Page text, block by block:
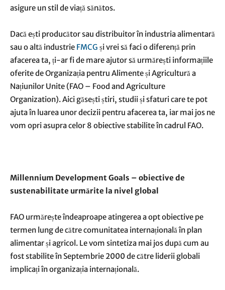
asigure un stil de viață sănătos.
Dacă ești producător sau distribuitor în industria alimentară
sau o altă industrie FMCG și vrei să faci o diferență prin
afacerea ta, ți-ar fi de mare ajutor să urmărești informațiile
oferite de Organizația pentru Alimente și Agricultură a
Națiunilor Unite (FAO – Food and Agriculture
Organization). Aici găsești știri, studii și sfaturi care te pot
ajuta în luarea unor decizii pentru afacerea ta, iar mai jos ne
vom opri asupra celor 8 obiective stabilite în cadrul FAO.
Millennium Development Goals – obiective de
sustenabilitate urmărite la nivel global
FAO urmărește îndeaproape atingerea a opt obiective pe
termen lung de către comunitatea internațională în plan
alimentar și agricol. Le vom sintetiza mai jos după cum au
fost stabilite în Septembrie 2000 de către liderii globali
implicați în organizația internațională.